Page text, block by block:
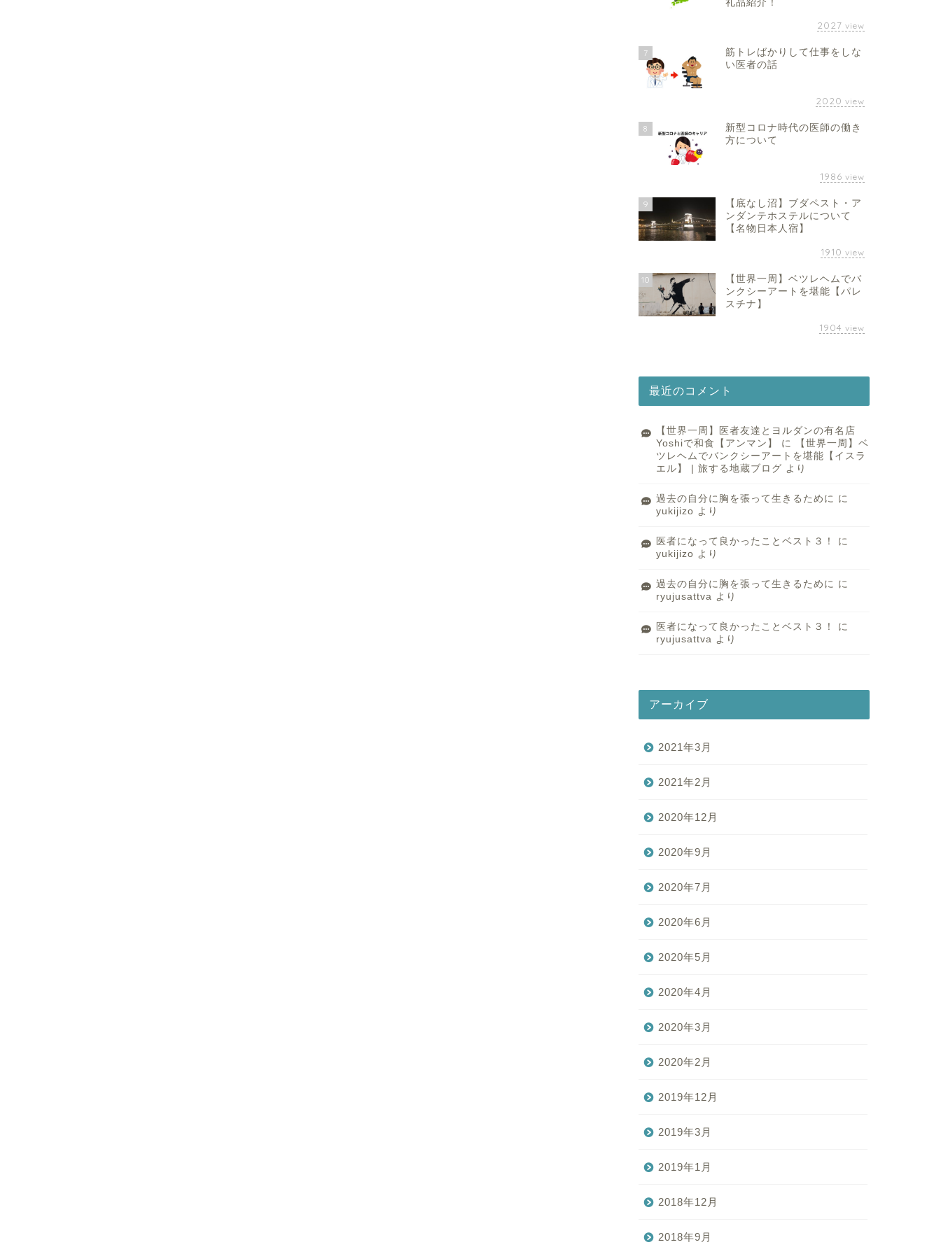
礼品紹介！
2027 view
7
筋トレばかりして仕事をしな
い医者の話
2020 view
8
新型コロナ時代の医師の働き
方について
1986 view
9
【底なし沼】ブダペスト・ア
ンダンテホステルについて
【名物日本人宿】
1910 view
10
【世界一周】ベツレヘムでバ
ンクシーアートを堪能【パレ
スチナ】
1904 view
最近のコメント
【世界一周】医者友達とヨルダンの有名店
Yoshiで和食【アンマン】
に
【世界一周】ベ
ツレヘムでバンクシーアートを堪能【イスラ
エル】 | 旅する地蔵ブログ より
過去の自分に胸を張って生きるために に
yukijizo より
医者になって良かったことベスト３！
に
yukijizo より
過去の自分に胸を張って生きるために に
ryujusattva より
医者になって良かったことベスト３！
に
ryujusattva より
アーカイブ
2021年3月
2021年2月
2020年12月
2020年9月
2020年7月
2020年6月
2020年5月
2020年4月
2020年3月
2020年2月
2019年12月
2019年3月
2019年1月
2018年12月
2018年9月